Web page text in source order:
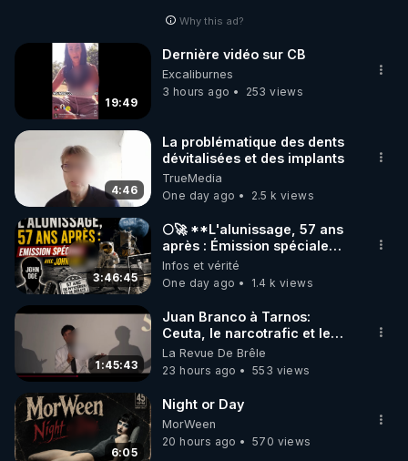
Why this ad?
19:49
Dernière vidéo sur CB
Excaliburnes
3 hours ago
253 views
4:46
La problématique des dents
dévitalisées et des implants
TrueMedia
One day ago
2.5 k views
3:46:45
🌕🚀 **L'alunissage, 57 ans
après : Émission spéciale
avec John Doe !** 👨 🚀✨
Infos et vérité
One day ago
1.4 k views
1:45:43
Juan Branco à Tarnos:
Ceuta, le narcotrafic et le
pouvoir en France
La Revue De Brêle
23 hours ago
553 views
6:05
Night or Day
MorWeen
20 hours ago
570 views